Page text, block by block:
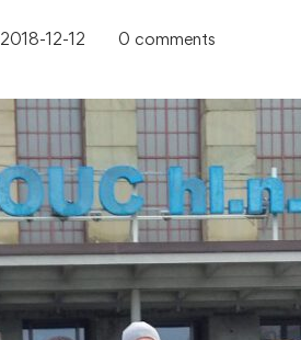
2018-12-12 0 comments